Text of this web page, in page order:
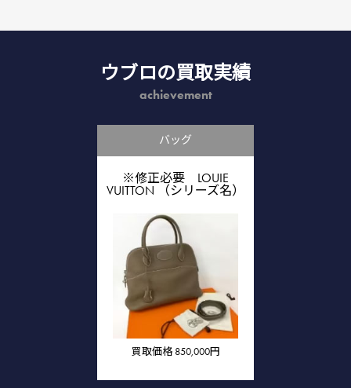
ウブロの買取実績
achievement
バッグ
※修正必要 LOUIE
VUITTON （シリーズ名）
買取価格 850,000円